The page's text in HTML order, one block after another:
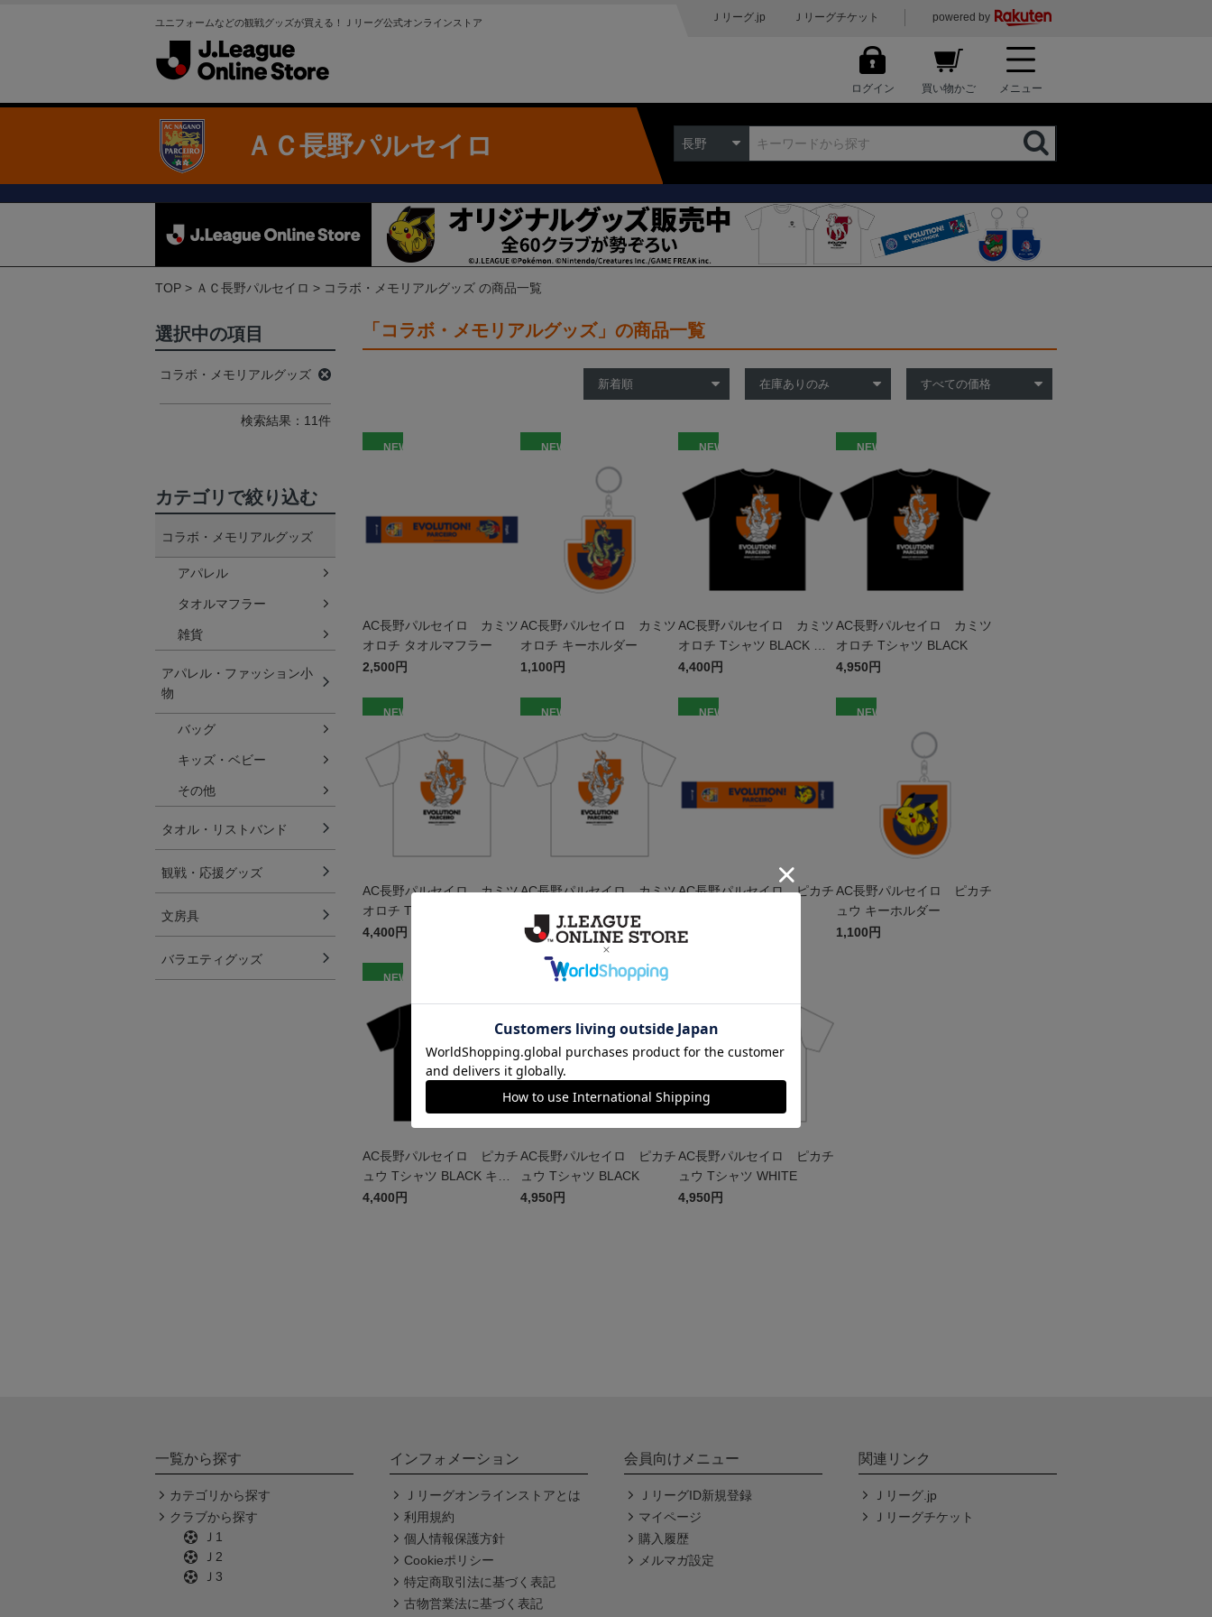
ユニフォームなどの観戦グッズが買える！Ｊリーグ公式オンラインストア Ｊリーグ.jp Ｊリーグチケット powered by
ログイン 買い物かご メニュー
ＡＣ長野パルセイロ 長野
TOP ＡＣ長野パルセイロ コラボ・メモリアルグッズ の商品一覧
「コラボ・メモリアルグッズ」の商品一覧
NEW
AC長野パルセイロ カミツ
オロチ タオルマフラー
2,500円
NEW
AC長野パルセイロ カミツ
オロチ キーホルダー
1,100円
NEW
AC長野パルセイロ カミツ
オロチ Tシャツ BLACK キ
ッズ
4,400円
NEW
AC長野パルセイロ カミツ
オロチ Tシャツ BLACK
4,950円
NEW
AC長野パルセイロ カミツ
オロチ Tシャツ WHITE キ
ッズ
4,400円
NEW
AC長野パルセイロ カミツ
4,950円
NEW
AC長野パルセイロ ピカチ
2,500円
NEW
AC長野パルセイロ ピカチ
ュウ キーホルダー
1,100円
NEW
AC長野パルセイロ ピカチ
ュウ Tシャツ BLACK キッ
ズ
4,400円
NEW
AC長野パルセイロ ピカチ
ュウ Tシャツ BLACK
4,950円
AC長野パルセイロ ピカチ
ュウ Tシャツ WHITE
4,950円
選択中の項目
コラボ・メモリアルグッズ
検索結果：11件
カテゴリで絞り込む
コラボ・メモリアルグッズ
アパレル
タオルマフラー
雑貨
アパレル・ファッション小
物
バッグ
キッズ・ベビー
その他
タオル・リストバンド
観戦・応援グッズ
文房具
バラエティグッズ
一覧から探す
カテゴリから探す
クラブから探す
Ｊ1
Ｊ2
Ｊ3
インフォメーション
Ｊリーグオンラインストアとは
利用規約
個人情報保護方針
Cookieポリシー
特定商取引法に基づく表記
古物営業法に基づく表記
会員向けメニュー
ＪリーグID新規登録
マイページ
購入履歴
メルマガ設定
関連リンク
Ｊリーグ.jp
Ｊリーグチケット